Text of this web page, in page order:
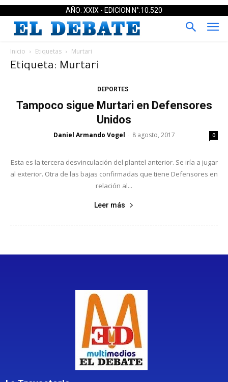
AÑO: XXIX - EDICION N°:10.520
Inicio Etiquetas Murtari
Etiqueta: Murtari
DEPORTES
Tampoco sigue Murtari en Defensores
Unidos
Daniel Armando Vogel - 8 agosto, 2017 0
Esta es la tercera desvinculación del plantel anterior. Se iría a jugar
al exterior. Otra de las bajas confirmadas que tiene Defensores en
relación al...
Leer más